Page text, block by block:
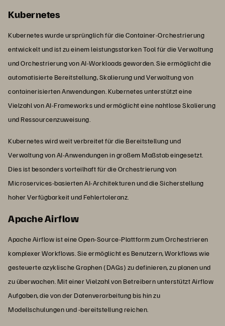
Kubernetes
Kubernetes wurde ursprünglich für die Container-Orchestrierung
entwickelt und ist zu einem leistungsstarken Tool für die Verwaltung
und Orchestrierung von AI-Workloads geworden. Sie ermöglicht die
automatisierte Bereitstellung, Skalierung und Verwaltung von
containerisierten Anwendungen. Kubernetes unterstützt eine
Vielzahl von AI-Frameworks und ermöglicht eine nahtlose Skalierung
und Ressourcenzuweisung.
Kubernetes wird weit verbreitet für die Bereitstellung und
Verwaltung von AI-Anwendungen in großem Maßstab eingesetzt.
Dies ist besonders vorteilhaft für die Orchestrierung von
Microservices-basierten AI-Architekturen und die Sicherstellung
hoher Verfügbarkeit und Fehlertoleranz.
Apache Airflow
Apache Airflow ist eine Open-Source-Plattform zum Orchestrieren
komplexer Workflows. Sie ermöglicht es Benutzern, Workflows wie
gesteuerte azyklische Graphen (DAGs) zu definieren, zu planen und
zu überwachen. Mit einer Vielzahl von Betreibern unterstützt Airflow
Aufgaben, die von der Datenverarbeitung bis hin zu
Modellschulungen und -bereitstellung reichen.